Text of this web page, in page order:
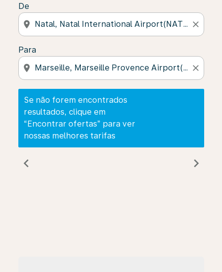
De
location_on close
Para
location_on close
Se não forem encontrados
resultados, clique em
“Encontrar ofertas” para ver
nossas melhores tarifas
chevron_left chevron_right